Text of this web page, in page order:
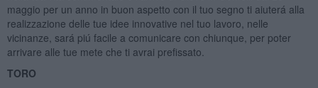
maggio per un anno in buon aspetto con il tuo segno ti aiuterá alla
realizzazione delle tue idee innovative nel tuo lavoro, nelle
vicinanze, sará piú facile a comunicare con chiunque, per poter
arrivare alle tue mete che ti avrai prefissato.
TORO